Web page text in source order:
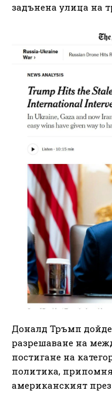
задънена улица на
Доналд Тръмп дойде
разрешаване на
постигане на
политика,
американският